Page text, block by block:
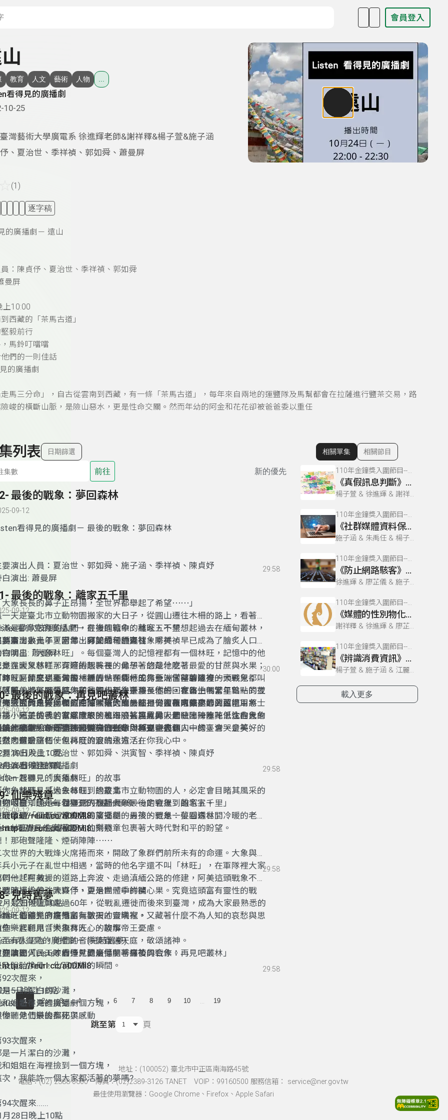
會員登入
教育 人文 藝術 人物
看得見的廣播劇
10-25
灣藝術大學廣電系 徐進輝老師&謝祥釋&楊子萱&施子涵
、夏治世、季祥禎、郭如舜、蕭曼屏
(1)
逐字稿
的廣播劇－ 遠山
：陳貞伃、夏治世、季祥禎、郭如舜
曼屏
上10:00
西藏的「茶馬古道」
毅前行
馬鈴叮噹噹
們的一則佳話
的廣播劇
馬三分命」，自古從雲南到西藏，有一條「茶馬古道」，每年來自兩地的運鹽隊及馬幫都會在拉薩進行鹽茶交易，路
峻的橫斷山脈，是險山惡水，更是性命交關。然而年幼的阿金和花花卻被爸爸委以重任
列表 日期篩選
前往 新的優先
最後的戰象：夢回森林
09-12
看得見的廣播劇－ 最後的戰象：夢回森林
要演出人員：夏治世、郭如舜、施子涵、季祥禎、陳貞妤
白演出: 蕭曼屏
大象長長的鼻子正昂揚，全世界都舉起了希望⋯⋯」
一天是臺北市立動物園搬家的大日子，從圓山遷往木柵的路上，看著路
滿是歡欣鼓舞的人們，在搬運箱中的林旺，不禁想起過去在緬甸叢林，
將軍、小元子、阿沛、阿蘭的種種過往。
到臺灣數十年，當年出身於緬甸的森林象阿美，早已成為了膾炙人口的
物明星「大象林旺」。每個臺灣人的記憶裡都有一個林旺，記憶中的他
是溫暖又慈祥，有時捲起長長的鼻子，悠哉地吃著最愛的甘蔗與水果；
時就是什麼也不做的，靜靜站在欄杆的另一端，望著遠方。
竟在大象林旺那深邃的眼眸裡，他想著的是什麼？
沛、阿蘭來到臺灣後相繼去世，使他成為亞洲僅存的最後一頭戰象；從
雄鳳山灣仔頭營區，前往圓山而後遷移至木柵，在每一個繁星點點的夜
裡，究竟是什麼樣的回憶，使大象林旺日日夜夜魂牽夢縈？
天空上的白雲，和這陣陣吹來的風，都是從西南方飄來的，西南
⋯⋯這是從我的家鄉吹來的風⋯⋯」用象鼻吸起一陣陣水花，往自己的
睛裡噴灑，林旺彷彿知道自己生命即將到了盡頭。
以此劇獻給——你我最思念的戰象「林旺」。
然肉體會腐朽、但林旺的靈魂永遠活在你我心中。
月26日晚上10點
看得見的廣播劇
你一起聽見「大象林旺」的故事
迎收聽「Listen 看得見的廣播劇─最後的戰象：夢回森林」
https://reurl.cc/n0DMl8
29:58
最後的戰象：離家五千里
09-12
看得見的廣播劇－ 最後的戰象：離家五千里
要演出人員：夏治世、郭如舜、洪寅智、季祥禎
白演出: 蕭曼屏
林旺」原先是緬甸叢林裡的一頭森林工作象，當時軍隊裡的大夥兒都叫
「阿美」。戰爭結束了，沒想到在千里長征的回家路上，當年曾一同並
作戰的大象夥伴們竟一個個離他而去⋯⋯仰望著剛修建好的遠征軍將士
墓，阿美彷彿若有感應般，也跟隨著哀戚的人們發出一陣陣低沈的象
。
阿美，將軍下令要你和我們一起去臺灣，你⋯⋯會害怕嗎？ 」
海來台的三天兩夜，在漆黑偌大的船艙裡，大象阿美小心翼翼地用象鼻
找小元子的手。當意識跟隨著海浪搖搖晃晃，暈眩、徬徨、思念在大象
美的腦中不斷擺盪，阿美一直在想：「究竟人們口中的臺灣，是美好的
堂，還是一個使象再度流浪的遠方？」
誰，成為大象心頭那盞明亮的光？大象是否也像人一樣，會哭會笑、有
有悲有盼望？
月19日晚上10點
看得見的廣播劇
你一起聽見「大象林旺」的故事
迎收聽「Listen 看得見的廣播劇─最後的戰象：離家五千里」
https://reurl.cc/n0DMl8
30:00
最後的戰象：再見吧叢林
09-12
看得見的廣播劇－ 最後的戰象：再見吧叢林
要演出人員：夏治世、郭如舜、洪寅智、季祥禎、陳貞妤
白演出: 蕭曼屏
大象林旺」是過去每個到過臺北市立動物園的人，必定會目睹其風采的
物明星；也是每個臺灣人想起大象，一定會提到的名字。
你可曾知道——「林旺不只是一頭象。」
既像是一個歷經烽火但渴望安穩的男孩、更是一位看透世間冷暖的老
，林旺的一生藏著歷史的刻痕，包裹著大時代對和平的盼望。
！那砲聲隆隆、煙硝陣陣⋯⋯
次世界的大戰烽火席捲而來，開啟了象群們前所未有的命運。大象與少
兵小元子在亂世中相遇，當時的他名字還不叫「林旺」，在軍隊裡大家
叫他「阿美」。
們一起在救援的道路上奔波、走過滇緬公路的修建，阿美這頭戰象不僅
戰時補給的強大夥伴，更是團體中的開心果。究竟這頭富有靈性的戰
，是如何輾轉走過60年，從戰亂遷徙而後來到臺灣，成為大家最熟悉的
林旺爺爺」？在他富有皺褶的靈魂裡，又藏著什麼不為人知的哀愁與思
？
月12日晚上10點
看得見的廣播劇
你一起聽見「大象林旺」的故事
迎收聽「Listen 看得見的廣播劇─最後的戰象：再見吧叢林」
https://reurl.cc/n0DMl8
29:58
仙樂殘章
09-12
看得見的廣播劇－ 仙樂殘章
要演出人員：陳貞伃、夏治世、季祥禎
說，仙國樂府培育了無數天才音樂家。
些樂官利用音樂撫育人心，聊解帝王憂慮。
至有人認為，他們的音樂能直通天庭，敬頌諸神。
無論如何，天才的造就總是伴隨著痛苦與合作。
及脫胎換骨，化羽成蝶的瞬間。
月5日晚上10點
看得見的廣播劇
你聽見仙樂的奧秘與感動
29:58
兒時舊夢
09-12
看得見的廣播劇－ (兒時舊夢)
要演出人員：陳貞伃、夏治世、季祥禎
92次醒來，
是一片潔白的沙灘，
和姐姐在海裡撿到一個方塊，
後，他們最後都死了。
93次醒來，
是一片潔白的沙灘，
和姐姐在海裡撿到一個方塊，
次，我能許一個大家都活著的夢嗎?
94次醒來......
月28日晚上10點
29:58
1 2 3 4 5 6 7 8 9 10 19
跳至第 頁
顯示相關單集
相關單集 相關節目
110年金鐘獎入圍節目--媒體素養微劇場(企劃編撰獎)
《真假訊息判斷》三人可成虎
楊子萱 & 徐進輝 & 謝祥釋 & 施子涵 & 廖芷儀 & 朱禹任 & 江麗妮 & 姚宛妤
110年金鐘獎入圍節目--媒體素養微劇場(企劃編撰獎)
《社群媒體資料保護》很重要
施子涵 & 朱禹任 & 楊子萱 & 徐進輝 & 江麗妮 & 謝祥釋 & 姚宛妤 & 廖芷儀
110年金鐘獎入圍節目--媒體素養微劇場(企劃編撰獎)
《防止網路駭客》暗網恢恢
徐進輝 & 廖芷儀 & 施子涵 & 姚宛妤 & 江麗妮 & 謝祥釋 & 朱禹任 & 楊子萱
110年金鐘獎入圍節目--媒體素養微劇場(企劃編撰獎)
《媒體的性別物化》美麗的錯誤
謝祥釋 & 徐進輝 & 廖芷儀 & 朱禹任 & 江麗妮 & 姚宛妤 & 楊子萱 & 施子涵
110年金鐘獎入圍節目--媒體素養微劇場(企劃編撰獎)
《辨識消費資訊》網路代購陷阱
楊子萱 & 施子涵 & 江麗妮 & 廖芷儀 & 姚宛妤 & 徐進輝 & 朱禹任 & 謝祥釋
載入更多
地址：(100052) 臺北市中正區南海路45號
電話：(02) 2388-0600 傳真：(02)2389-3126 TANET VOIP：99160500 服務信箱： service@ner.gov.tw
最佳使用瀏覽器：Google Chrome、Firefox、Apple Safari